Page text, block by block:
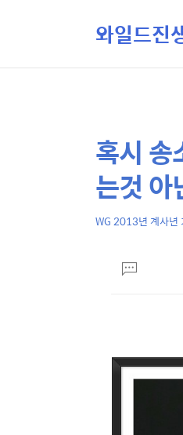
와일드
상
세
컨
텐
본
문
제
목
혹시 송
는것 아
WG 2013년 계사년
댓
글